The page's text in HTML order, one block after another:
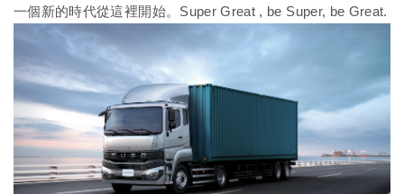
一個新的時代從這裡開始。Super Great , be Super, be Great.